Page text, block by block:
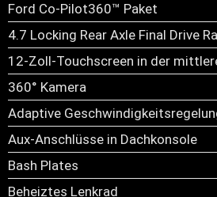
Ford Co-Pilot360™ Paket
4.7 Locking Rear Axle Final Drive
12-Zoll-Touchscreen in der
360° Kamera
Adaptive
Aux-Anschlüsse in Dachkonsole
Bash Plates
Beheiztes Lenkrad